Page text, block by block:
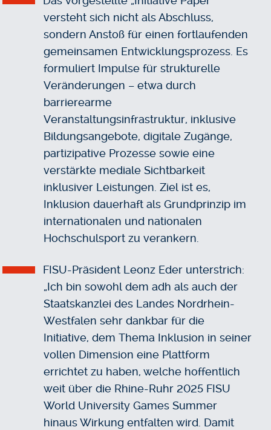
versteht sich nicht als Abschluss,
sondern Anstoß für einen fortlaufenden
gemeinsamen Entwicklungsprozess. Es
formuliert Impulse für strukturelle
Veränderungen – etwa durch
barrierearme
Veranstaltungsinfrastruktur, inklusive
Bildungsangebote, digitale Zugänge,
partizipative Prozesse sowie eine
verstärkte mediale Sichtbarkeit
inklusiver Leistungen. Ziel ist es,
Inklusion dauerhaft als Grundprinzip im
internationalen und nationalen
Hochschulsport zu verankern.
FISU-Präsident Leonz Eder unterstrich:
„Ich bin sowohl dem adh als auch der
Staatskanzlei des Landes Nordrhein-
Westfalen sehr dankbar für die
Initiative, dem Thema Inklusion in seiner
vollen Dimension eine Plattform
errichtet zu haben, welche hoffentlich
weit über die Rhine-Ruhr 2025 FISU
World University Games Summer
hinaus Wirkung entfalten wird. Damit